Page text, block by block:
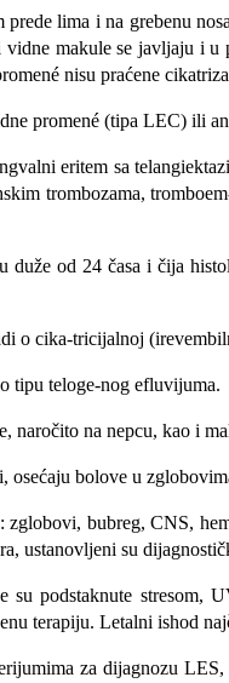
lima i na grebenu
makule se javljaju i
nisu praćene
prome­né (tipa LEC) ili
eritem sa
trombozama,
od 24 časa i čija
o cika-tricijalnoj
tipu teloge-nog efluvijuma.
naročito na nepcu, kao i
osećaju bo­love u
bu­breg, CNS,
ustanovljeni su
podstaknute
te­rapiju. Letalni ishod
za dijagnozu